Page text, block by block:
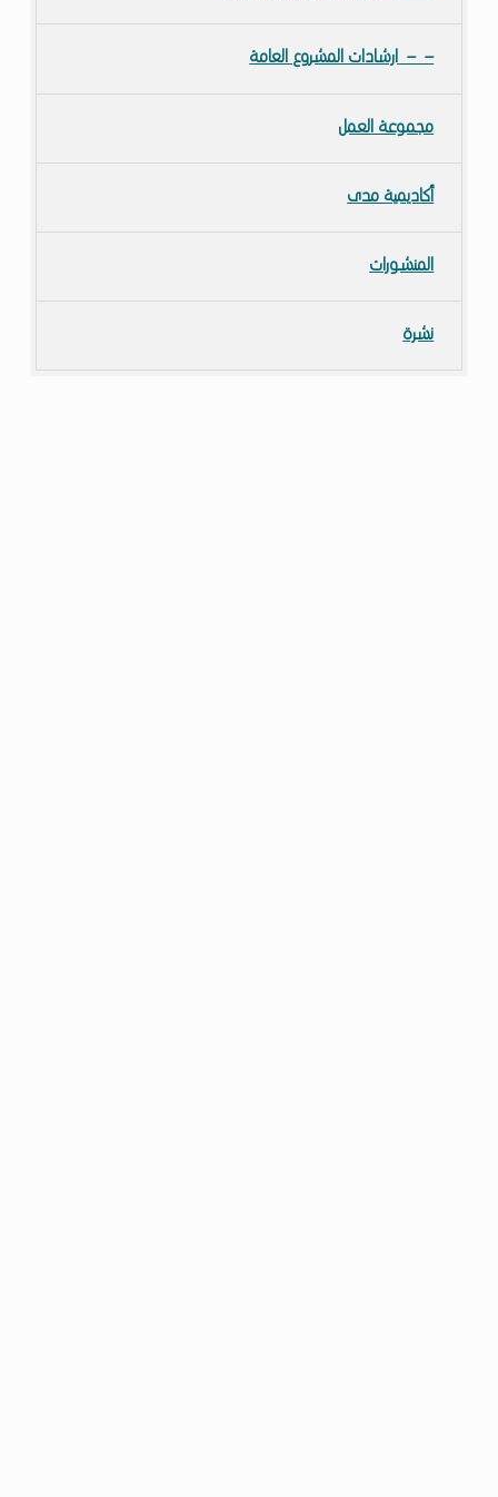
ارشادات المشروع العامة
مجموعة العمل
أكاديمية مدى
المنشورات
نشرة